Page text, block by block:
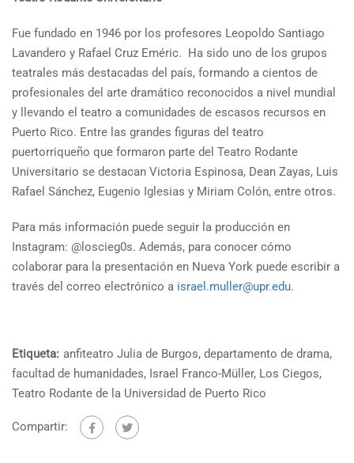
Fue fundado en 1946 por los profesores Leopoldo Santiago
Lavandero y Rafael Cruz Eméric. Ha sido uno de los grupos
teatrales más destacadas del país, formando a cientos de
profesionales del arte dramático reconocidos a nivel mundial
y llevando el teatro a comunidades de escasos recursos en
Puerto Rico. Entre las grandes figuras del teatro
puertorriqueño que formaron parte del Teatro Rodante
Universitario se destacan Victoria Espinosa, Dean Zayas, Luis
Rafael Sánchez, Eugenio Iglesias y Miriam Colón, entre otros.
Para más información puede seguir la producción en
Instagram: @loscieg0s. Además, para conocer cómo
colaborar para la presentación en Nueva York puede escribir a
través del correo electrónico a israel.muller@upr.edu.
Etiqueta: anfiteatro Julia de Burgos, departamento de drama,
facultad de humanidades, Israel Franco-Müller, Los Ciegos,
Teatro Rodante de la Universidad de Puerto Rico
Compartir: